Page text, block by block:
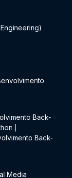
Back-
Back-
Media